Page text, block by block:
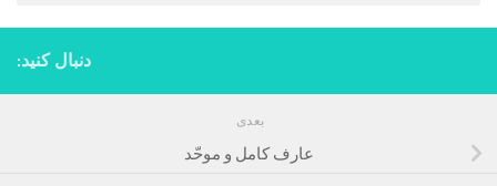
دنبال کنید:
بعدی
عارف کامل و موحّد